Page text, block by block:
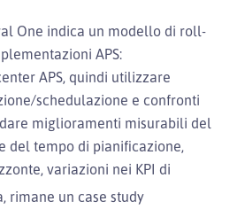
One indica un modello di roll-
APS:
APS, quindi utilizzare
schedulazione e confronti
miglioramenti misurabili del
del tempo di pianificazione,
variazioni nei KPI di
rimane un case study